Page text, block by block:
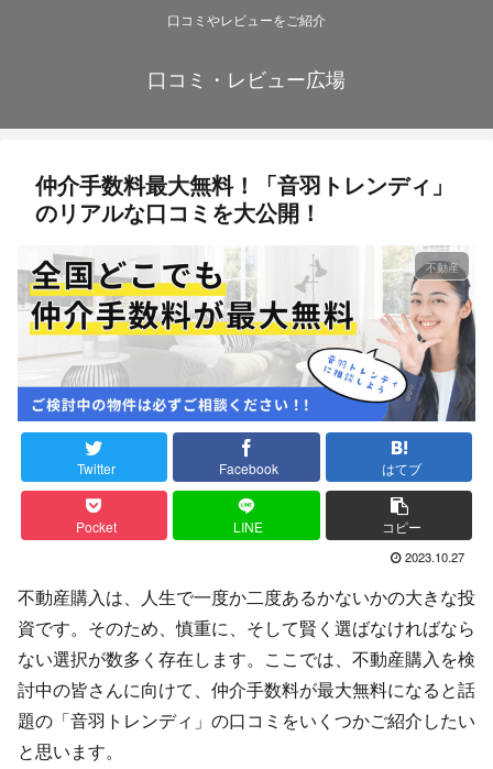
口コミやレビューをご紹介
口コミ・レビュー広場
仲介手数料最大無料！「音羽トレンディ」
のリアルな口コミを大公開！
不動産
Twitter Facebook はてブ
Pocket LINE コピー
2023.10.27
不動産購入は、人生で一度か二度あるかないかの大きな投
資です。そのため、慎重に、そして賢く選ばなければなら
ない選択が数多く存在します。ここでは、不動産購入を検
討中の皆さんに向けて、仲介手数料が最大無料になると話
題の「音羽トレンディ」の口コミをいくつかご紹介したい
と思います。